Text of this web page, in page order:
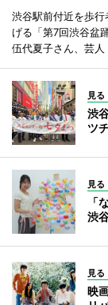
渋谷駅前付近を歩
げる「第7回渋谷盆
伍代夏子さん、芸人
見る
渋
ツ
見る
「
渋
見る
映